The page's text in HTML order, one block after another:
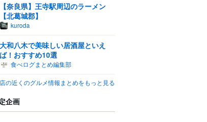
【奈良県】王寺駅周辺のラーメン
【北葛城郡】
kuroda
大和八木で美味しい居酒屋といえ
ば！おすすめ10選
食べログまとめ編集部
の近くのグルメ情報まとめをもっと見る
企画